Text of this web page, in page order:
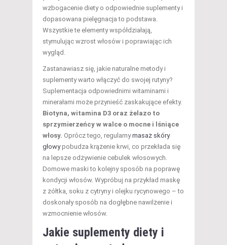
wzbogacenie diety o odpowiednie suplementy i
dopasowana pielęgnacja to podstawa.
Wszystkie te elementy współdziałają,
stymulując wzrost włosów i poprawiając ich
wygląd.
Zastanawiasz się, jakie naturalne metody i
suplementy warto włączyć do swojej rutyny?
Suplementacja odpowiednimi witaminami i
minerałami może przynieść zaskakujące efekty.
Biotyna, witamina D3 oraz żelazo to
sprzymierzeńcy w walce o mocne i lśniące
włosy. Oprócz tego, regularnymasaż skóry
głowypobudza krążenie krwi, co przekłada się
na lepsze odżywienie cebulek włosowych.
Domowe maski to kolejny sposób na poprawę
kondycji włosów. Wypróbuj na przykład maskę
z żółtka, soku z cytryny i olejku rycynowego – to
doskonały sposób na dogłębne nawilżenie i
wzmocnienie włosów.
Jakie suplementy diety i